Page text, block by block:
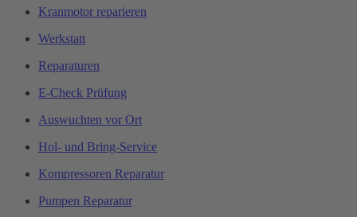
Kranmotor reparieren
Werkstatt
Reparaturen
E-Check Prüfung
Auswuchten vor Ort
Hol- und Bring-Service
Kompressoren Reparatur
Pumpen Reparatur